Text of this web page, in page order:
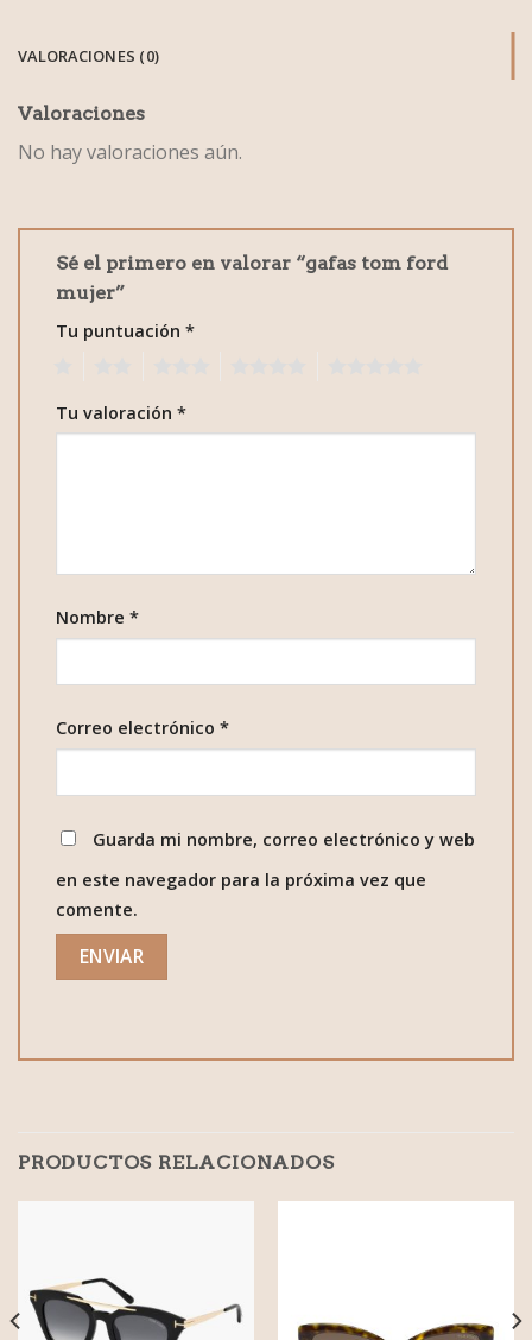
VALORACIONES (0)
Valoraciones
No hay valoraciones aún.
Sé el primero en valorar “gafas tom ford
mujer”
Tu puntuación *
Tu valoración *
Nombre *
Correo electrónico *
Guarda mi nombre, correo electrónico y web
en este navegador para la próxima vez que
comente.
PRODUCTOS RELACIONADOS